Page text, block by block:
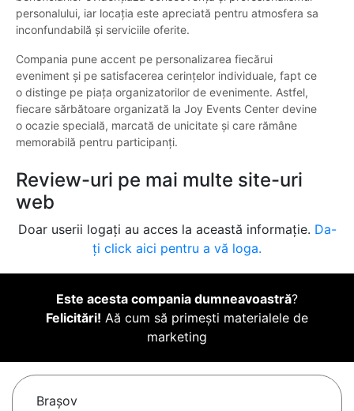
personalului, iar locația este apreciată pentru atmosfera sa
inconfundabilă și serviciile oferite.
Compania pune accent pe personalizarea fiecărui
eveniment și pe satisfacerea cerințelor individuale, fapt ce
o distinge pe piața organizatorilor de evenimente. Astfel,
fiecare sărbătoare organizată la Joy Events Center devine
o ocazie specială, marcată de unicitate și care rămâne
memorabilă pentru participanți.
Review-uri pe mai multe site-uri
web
Doar userii logați au acces la această informație. Da-
ți click aici pentru a vă loga.
Este acesta compania dumneavoastră?
Felicitări! Aă cum să primești materialele de
marketing
Braşov